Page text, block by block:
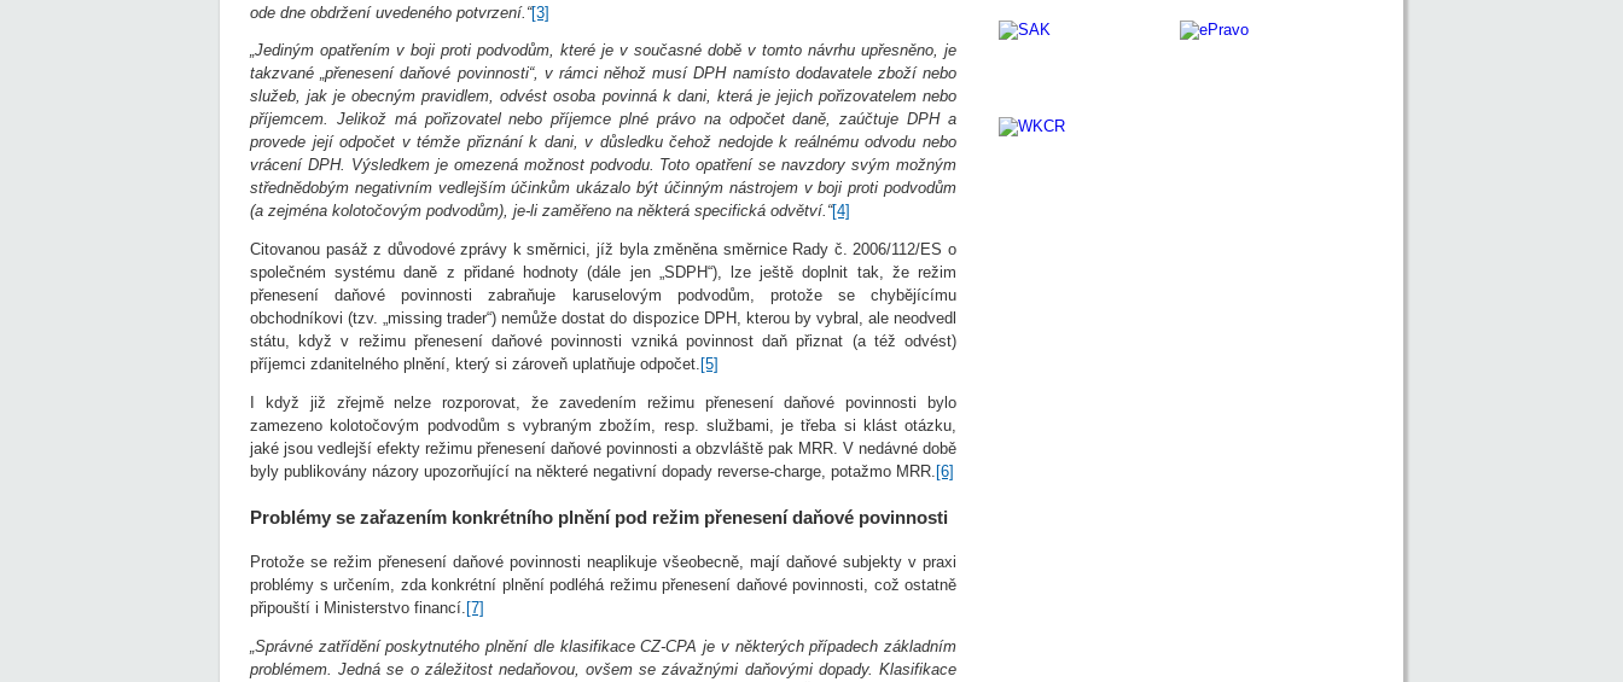
ode dne obdržení uvedeného potvrzení.“[3]
„Jediným opatřením v boji proti podvodům, které je v současné době v tomto návrhu upřesněno, je
takzvané „přenesení daňové povinnosti“, v rámci něhož musí DPH namísto dodavatele zboží nebo
služeb, jak je obecným pravidlem, odvést osoba povinná k dani, která je jejich pořizovatelem nebo
příjemcem. Jelikož má pořizovatel nebo příjemce plné právo na odpočet daně, zaúčtuje DPH a
provede její odpočet v témže přiznání k dani, v důsledku čehož nedojde k reálnému odvodu nebo
vrácení DPH. Výsledkem je omezená možnost podvodu. Toto opatření se navzdory svým možným
střednědobým negativním vedlejším účinkům ukázalo být účinným nástrojem v boji proti podvodům
(a zejména kolotočovým podvodům), je-li zaměřeno na některá specifická odvětví.“[4]
Citovanou pasáž z důvodové zprávy k směrnici, jíž byla změněna směrnice Rady č. 2006/112/ES o
společném systému daně z přidané hodnoty (dále jen „SDPH“), lze ještě doplnit tak, že režim
přenesení daňové povinnosti zabraňuje karuselovým podvodům, protože se chybějícímu
obchodníkovi (tzv. „missing trader“) nemůže dostat do dispozice DPH, kterou by vybral, ale neodvedl
státu, když v režimu přenesení daňové povinnosti vzniká povinnost daň přiznat (a též odvést)
příjemci zdanitelného plnění, který si zároveň uplatňuje odpočet. [5]
I když již zřejmě nelze rozporovat, že zavedením režimu přenesení daňové povinnosti bylo
zamezeno kolotočovým podvodům s vybraným zbožím, resp. službami, je třeba si klást otázku,
jaké jsou vedlejší efekty režimu přenesení daňové povinnosti a obzvláště pak MRR. V nedávné době
byly publikovány názory upozorňující na některé negativní dopady reverse-charge, potažmo MRR. [6]
Problémy se zařazením konkrétního plnění pod režim přenesení daňové povinnosti
Protože se režim přenesení daňové povinnosti neaplikuje všeobecně, mají daňové subjekty v praxi
problémy s určením, zda konkrétní plnění podléhá režimu přenesení daňové povinnosti, což ostatně
připouští i Ministerstvo financí. [7]
„Správné zatřídění poskytnutého plnění dle klasifikace CZ-CPA je v některých případech základním
problémem. Jedná se o záležitost nedaňovou, ovšem se závažnými daňovými dopady. Klasifikace